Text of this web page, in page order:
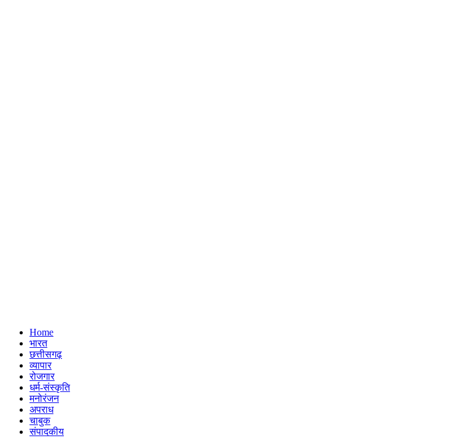
Home
भारत
छत्तीसगढ़
व्यापार
रोजगार
धर्म-संस्कृति
मनोरंजन
अपराध
चाबुक
संपादकीय